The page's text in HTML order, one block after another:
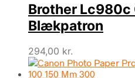
Brother Lc980c
Blækpatron
294,00 kr.